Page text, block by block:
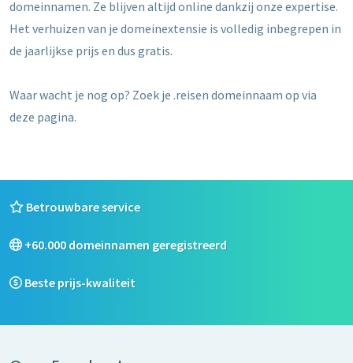
domeinnamen. Ze blijven altijd online dankzij onze expertise.
Het verhuizen van je domeinextensie is volledig inbegrepen in
de jaarlijkse prijs en dus gratis.
Waar wacht je nog op? Zoek je .reisen domeinnaam op via
deze pagina.
Betrouwbare service
+60.000 domeinnamen geregistreerd
Beste prijs-kwaliteit